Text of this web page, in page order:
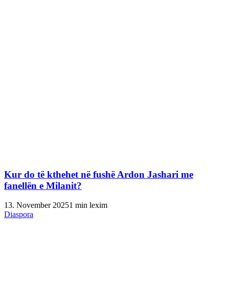
Kur do të kthehet në fushë Ardon Jashari me
fanellën e Milanit?
13. November 20251 min lexim
Diaspora